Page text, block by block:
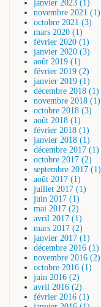
janvier 2023 (1)
novembre 2021 (1)
octobre 2021 (3)
mars 2020 (1)
février 2020 (1)
janvier 2020 (3)
août 2019 (1)
février 2019 (2)
janvier 2019 (1)
décembre 2018 (1)
novembre 2018 (1)
octobre 2018 (3)
août 2018 (1)
février 2018 (1)
janvier 2018 (1)
décembre 2017 (1)
octobre 2017 (2)
septembre 2017 (1)
août 2017 (1)
juillet 2017 (1)
juin 2017 (1)
mai 2017 (2)
avril 2017 (1)
mars 2017 (2)
janvier 2017 (1)
décembre 2016 (1)
novembre 2016 (2)
octobre 2016 (1)
juin 2016 (2)
avril 2016 (2)
février 2016 (1)